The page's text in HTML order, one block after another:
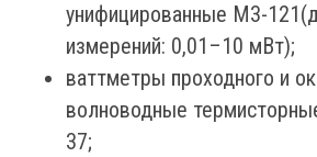
унифицированные М3-
измерений: 0,01–10 мВт);
ваттметры проходного и
волноводные
37;